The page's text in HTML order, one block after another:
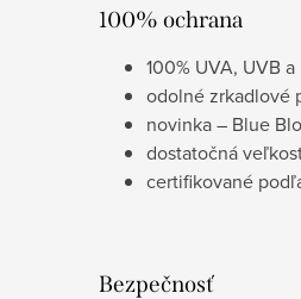
100% ochrana
100% UVA, UVB
odolné zrkadlové
novinka – Blue
dostatočná
certifikované
Bezpečnosť